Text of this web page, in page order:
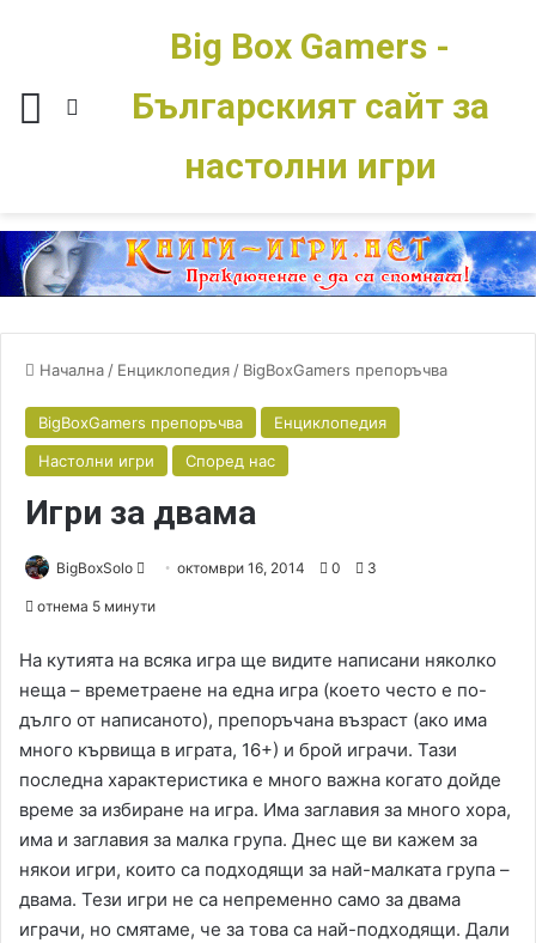
Меню Switch skin
Big Box Gamers -
Българският сайт за
настолни игри
Начална/ Енциклопедия/ BigBoxGamers препоръчва
BigBoxGamers препоръчва
Енциклопедия
Настолни игри
Според нас
Игри за двама
BigBoxSolo
d
a
n
октомври 16, 2014 0 3
отнема 5 минути
На кутията на всяка игра ще видите написани няколко
неща – времетраене на една игра (което често е по-
дълго от написаното), препоръчана възраст (ако има
много кървища в играта, 16+) и брой играчи. Тази
последна характеристика е много важна когато дойде
време за избиране на игра. Има заглавия за много хора,
има и заглавия за малка група. Днес ще ви кажем за
някои игри, които са подходящи за най-малката група –
двама. Тези игри не са непременно само за двама
играчи, но смятаме, че за това са най-подходящи. Дали